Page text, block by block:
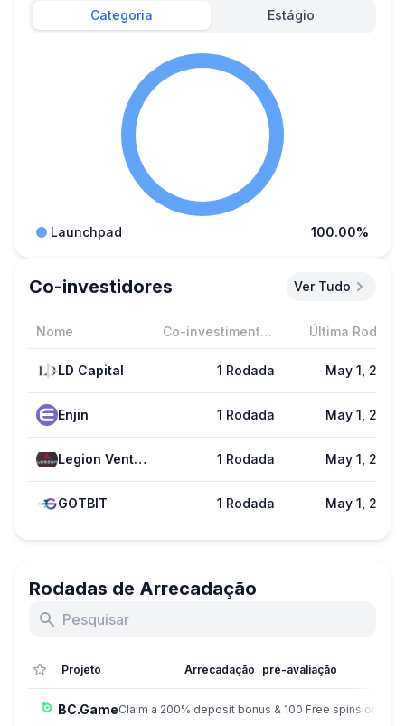
Categoria Estágio
Launchpad 100.00%
Co-investidores Ver Tudo
Nome Co-investimentos Última Rodada
LD Capital 1 Rodada May 1, 2022
Enjin 1 Rodada May 1, 2022
Legion Ventures 1 Rodada May 1, 2022
GOTBIT 1 Rodada May 1, 2022
Rodadas de Arrecadação
Projeto Arrecadação pré-avaliação
BC.GameClaim a 200% deposit bonus & 100 Free spins on sign